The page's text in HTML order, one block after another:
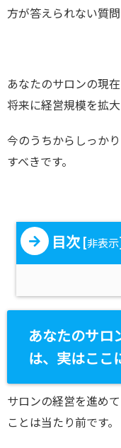
方が答えられない質問
あなたのサロンの現
将来に経営規模を拡
今のうちからしっか
すべきです。
目次 [非表示]
あなたのサロ
は、実はここ
サロンの経営を進め
ことは当たり前です。